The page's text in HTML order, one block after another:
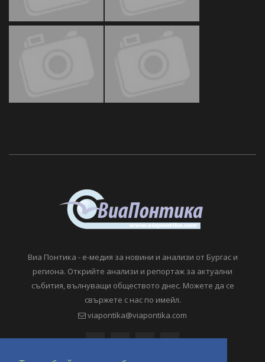
Виа Понтика - е-медия за новини и анализи от Бургас и
региона. Открийте анализи и репортаж за актуални
събития, вълнуващи обществото днес. Можете да се
свържете с нас по имейл.
viapontika@viapontika.com